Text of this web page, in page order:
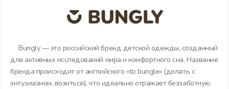
Bungly — это российский бренд детской одежды, созданный
для активных исследований мира и комфортного сна. Название
бренда происходит от английского «to bungle» (делать с
энтузиазмом, возиться), что идеально отражает беззаботную